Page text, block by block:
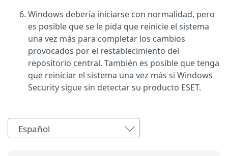
Windows debería iniciarse con normalidad, pero
es posible que se le pida que reinicie el sistema
una vez más para completar los cambios
provocados por el restablecimiento del
repositorio central. También es posible que tenga
que reiniciar el sistema una vez más si Windows
Security sigue sin detectar su producto ESET.
Español